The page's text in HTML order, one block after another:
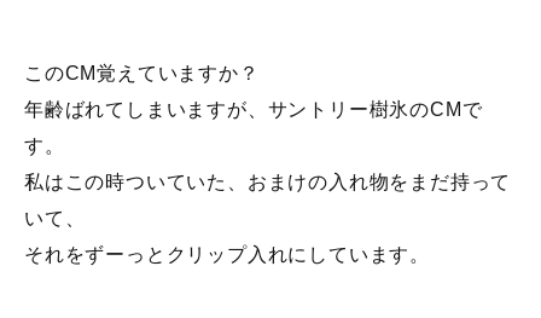
このCM覚えていますか？
年齢ばれてしまいますが、サントリー樹氷のCMで
す。
私はこの時ついていた、おまけの入れ物をまだ持って
いて、
それをずーっとクリップ入れにしています。